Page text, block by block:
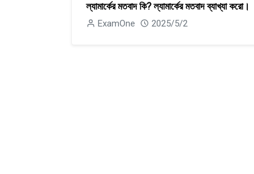
ল্যামার্কের মতবাদ কি? ল্যামার্কের মতবাদ ব্যাখ্যা করাে।
ExamOne 2025/5/2